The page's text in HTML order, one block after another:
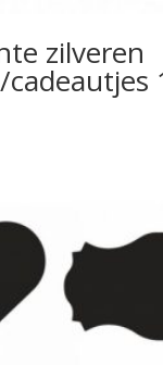
zilveren